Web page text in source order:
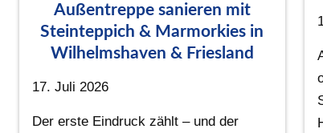
Außentreppe sanieren mit
Steinteppich & Marmorkies in
Wilhelmshaven & Friesland
17. Juli 2026
Der erste Eindruck zählt – und der